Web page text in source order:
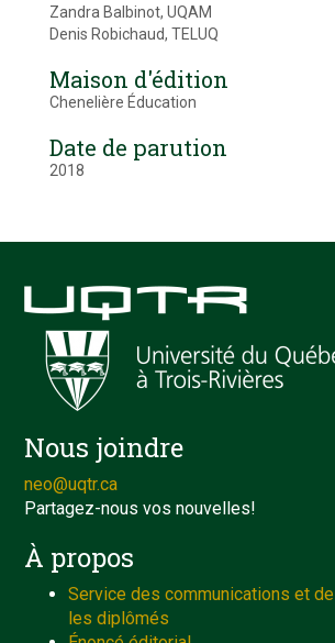
Zandra Balbinot, UQAM
Denis Robichaud, TELUQ
Maison d'édition
Chenelière Éducation
Date de parution
2018
Nous joindre
neo@uqtr.ca
Partagez-nous vos nouvelles!
À propos
Service des communications et
les diplômés